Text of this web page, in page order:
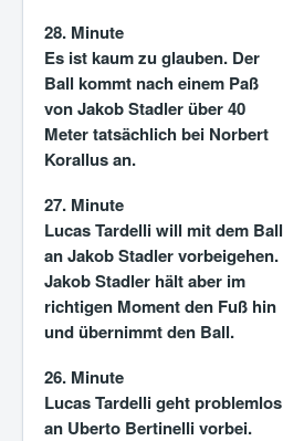
28. Minute
Es ist kaum zu glauben. Der
Ball kommt nach einem Paß
von Jakob Stadler über 40
Meter tatsächlich bei Norbert
Korallus an.
27. Minute
Lucas Tardelli will mit dem Ball
an Jakob Stadler vorbeigehen.
Jakob Stadler hält aber im
richtigen Moment den Fuß hin
und übernimmt den Ball.
26. Minute
Lucas Tardelli geht problemlos
an Uberto Bertinelli vorbei.